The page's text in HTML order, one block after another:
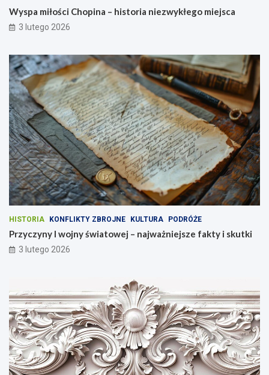
Wyspa miłości Chopina – historia niezwykłego miejsca
3 lutego 2026
HISTORIA KONFLIKTY ZBROJNE KULTURA PODRÓŻE
Przyczyny I wojny światowej – najważniejsze fakty i skutki
3 lutego 2026